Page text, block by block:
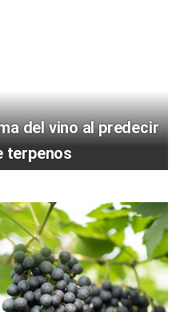
del vino al predecir
terpenos